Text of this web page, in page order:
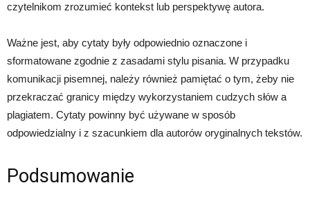
czytelnikom zrozumieć kontekst lub perspektywę autora.
Ważne jest, aby cytaty były odpowiednio oznaczone i
sformatowane zgodnie z zasadami stylu pisania. W przypadku
komunikacji pisemnej, należy również pamiętać o tym, żeby nie
przekraczać granicy między wykorzystaniem cudzych słów a
plagiatem. Cytaty powinny być używane w sposób
odpowiedzialny i z szacunkiem dla autorów oryginalnych tekstów.
Podsumowanie